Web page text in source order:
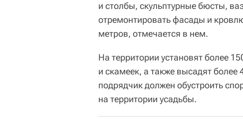
и столбы, скульптурные бюсты,
отремонтировать фасады и
метров, отмечается в нем.
На территории установят более
и скамеек, а также высадят более
подрядчик должен обустроить
на территории усадьбы.